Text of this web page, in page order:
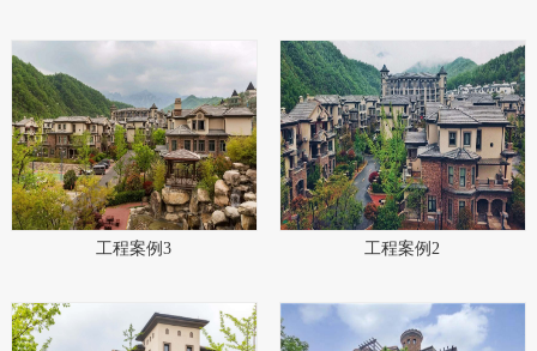
工程案例3 工程案例2